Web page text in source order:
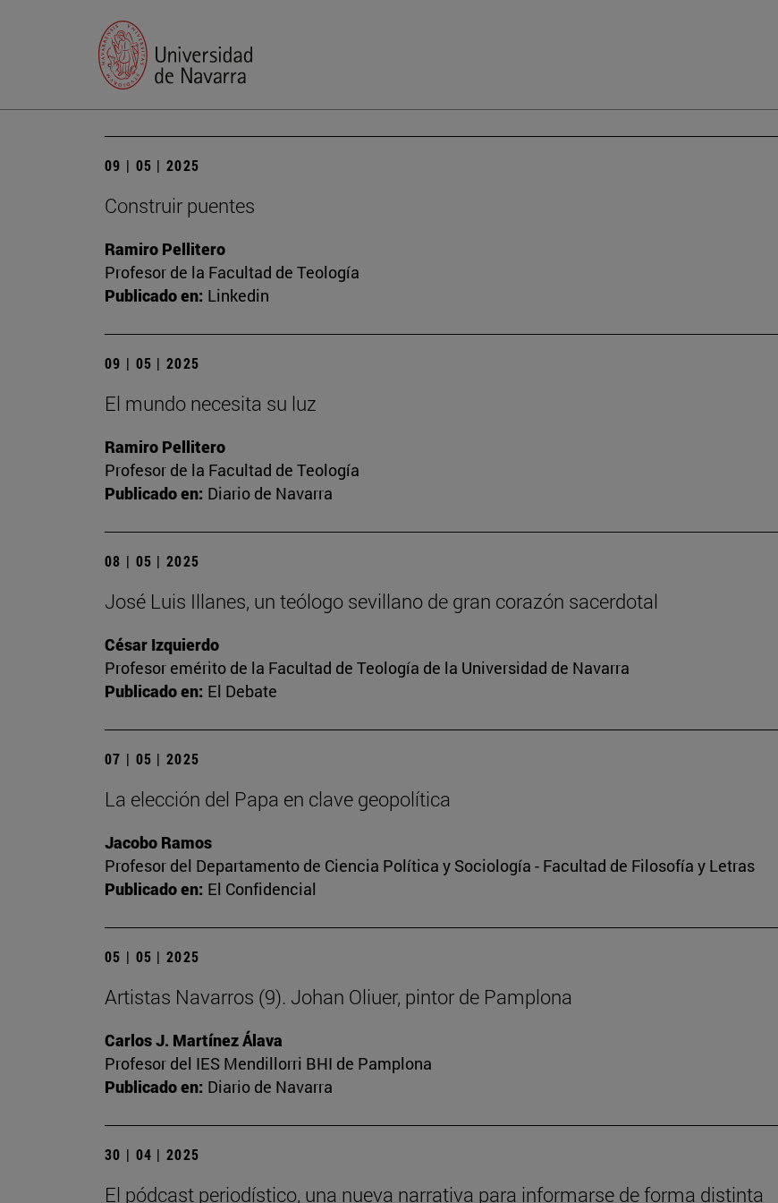
09 | 05 | 2025
Construir puentes
Ramiro Pellitero
Profesor de la Facultad de Teología
Publicado en: Linkedin
09 | 05 | 2025
El mundo necesita su luz
Ramiro Pellitero
Profesor de la Facultad de Teología
Publicado en: Diario de Navarra
08 | 05 | 2025
José Luis Illanes, un teólogo sevillano de gran corazón sacerdotal
César Izquierdo
Profesor emérito de la Facultad de Teología de la Universidad de Navarra
Publicado en: El Debate
07 | 05 | 2025
La elección del Papa en clave geopolítica
Jacobo Ramos
Profesor del Departamento de Ciencia Política y Sociología - Facultad de Filosofía y Letras
Publicado en: El Confidencial
05 | 05 | 2025
Artistas Navarros (9). Johan Oliuer, pintor de Pamplona
Carlos J. Martínez Álava
Profesor del IES Mendillorri BHI de Pamplona
Publicado en: Diario de Navarra
30 | 04 | 2025
El pódcast periodístico, una nueva narrativa para informarse de forma distinta